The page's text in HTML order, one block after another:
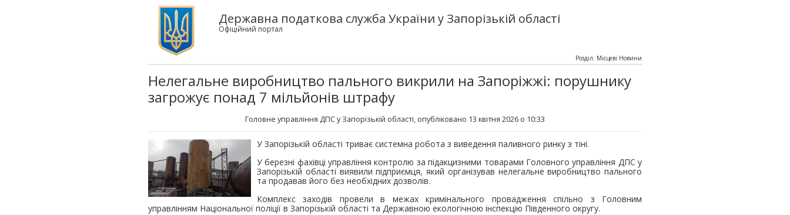
Державна податкова служба України у Запорізькій області
Офіційний портал
Нелегальне виробництво пального викрили на Запоріжжі: порушнику
загрожує понад 7 мільйонів штрафу
Головне управління ДПС у Запорізькій області, опубліковано 13 квітня 2026 о 10:33
Розділ: Місцеві Новини
У Запорізькій області триває системна робота з виведення паливного ринку з тіні.
У березні фахівці управління контролю за підакцизними товарами Головного управління ДПС у
Запорізькій області виявили підприємця, який організував нелегальне виробництво пального
та продавав його без необхідних дозволів.
Комплекс заходів провели в межах кримінального провадження спільно з Головним
управлінням Національної поліції в Запорізькій області та Державною екологічною інспекцію Південного округу.